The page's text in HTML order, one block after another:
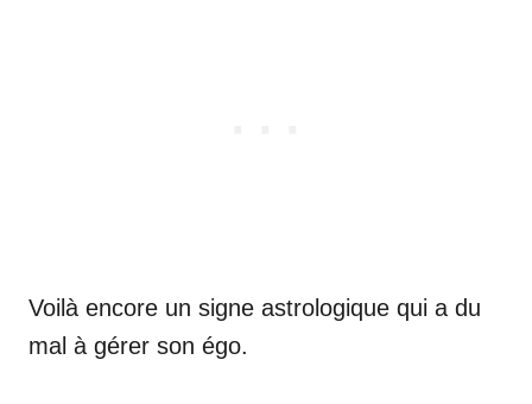
Voilà encore un signe astrologique qui a du
mal à gérer son égo.